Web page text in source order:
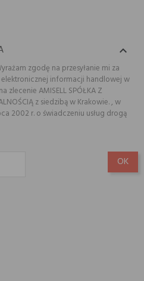

zgodę na przesyłanie mi za
informacji handlowej w
zlecenie AMISELL SPÓŁKA Z
z siedzibą w Krakowie. , w
2002 r. o świadczeniu usług drogą